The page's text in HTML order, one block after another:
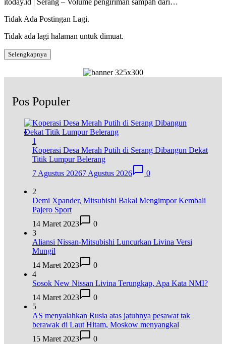
Tidak Ada Postingan Lagi.
Tidak ada lagi halaman untuk dimuat.
Selengkapnya
Pos Populer
1
Koperasi Desa Merah Putih di Serang Dibangun Dekat
Titik Lumpur Belerang
7 Agustus 20267 Agustus 2026 0
2
Demi Xpander, Mitsubishi Bakal Mengimpor Kembali
Pajero Sport
14 Maret 2023
0
3
Aliansi Nissan-Mitsubishi Luncurkan Livina Versi
Mungil
14 Maret 2023
0
4
Sosok New Nissan Livina Terungkap, Apa Kata NMI?
14 Maret 2023
0
5
AS menyalahkan Rusia atas jatuhnya pesawat tak
berawak di Laut Hitam, Moskow menyangkal
15 Maret 2023
0